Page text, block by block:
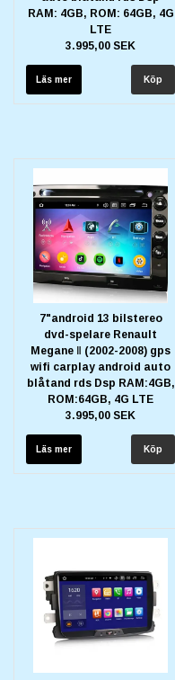
RAM: 4GB, ROM: 64GB, 4G
LTE
3.995,00 SEK
Läs mer
7"android 13 bilstereo
dvd-spelare Renault
Megane Ⅱ (2002-2008) gps
wifi carplay android auto
blåtand rds Dsp RAM:4GB,
ROM:64GB, 4G LTE
3.995,00 SEK
Läs mer